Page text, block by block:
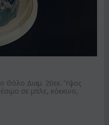
Θόλο Διαμ. 20εκ. Ύψος
σε μπλε, κόκκινο,